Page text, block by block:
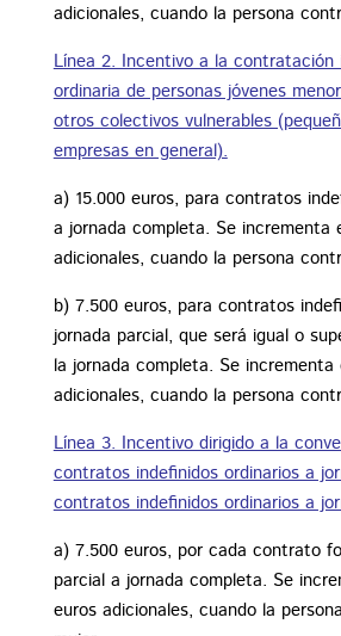
adicionales, cuando la persona
Línea 2. Incentivo a la contratación
ordinaria de personas jóvenes
otros colectivos vulnerables
empresas en general).
a) 15.000 euros, para contratos
a jornada completa. Se incrementa
adicionales, cuando la persona
b) 7.500 euros, para contratos
jornada parcial, que será igual o
la jornada completa. Se incrementa
adicionales, cuando la persona
Línea 3. Incentivo dirigido a la
contratos indefinidos ordinarios a
contratos indefinidos ordinarios a
a) 7.500 euros, por cada contrato
parcial a jornada completa. Se
euros adicionales, cuando la